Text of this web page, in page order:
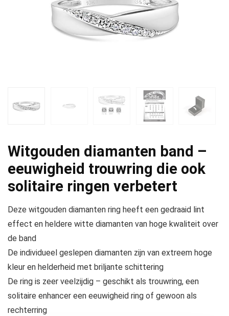
Witgouden diamanten band –
eeuwigheid trouwring die ook
solitaire ringen verbetert
Deze witgouden diamanten ring heeft een gedraaid lint
effect en heldere witte diamanten van hoge kwaliteit over
de band
De individueel geslepen diamanten zijn van extreem hoge
kleur en helderheid met briljante schittering
De ring is zeer veelzijdig – geschikt als trouwring, een
solitaire enhancer een eeuwigheid ring of gewoon als
rechterring